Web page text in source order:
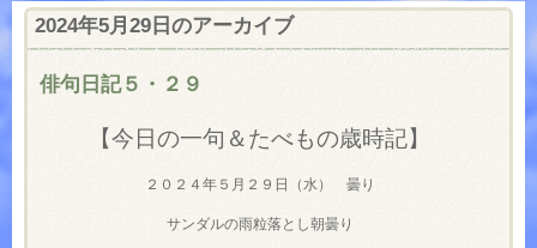
ン 2024年5月29日 のアーカイブ
俳句日記５・２９
【今日の一句＆たべもの歳時記】
２０２４年５月２９日（水） 曇り
サンダルの雨粒落とし朝曇り